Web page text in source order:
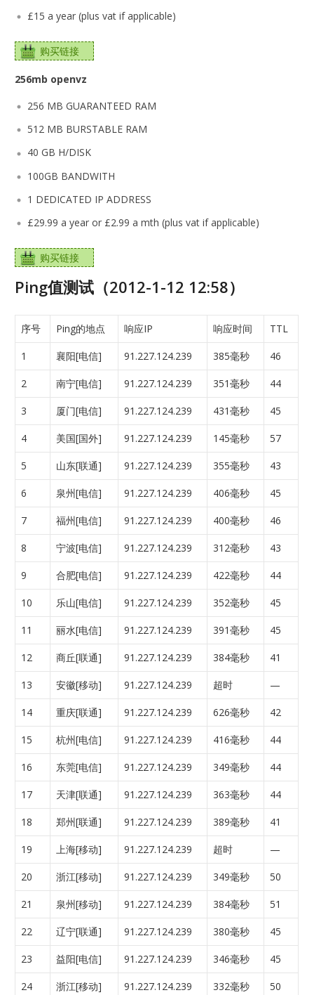
£15 a year (plus vat if applicable)
购买链接
256mb openvz
256 MB GUARANTEED RAM
512 MB BURSTABLE RAM
40 GB H/DISK
100GB BANDWITH
1 DEDICATED IP ADDRESS
£29.99 a year or £2.99 a mth (plus vat if applicable)
购买链接
Ping值测试（2012-1-12 12:58）
序号 Ping的地点 响应IP 响应时间 TTL
1 襄阳[电信] 91.227.124.239 385毫秒 46
2 南宁[电信] 91.227.124.239 351毫秒 44
3 厦门[电信] 91.227.124.239 431毫秒 45
4 美国[国外] 91.227.124.239 145毫秒 57
5 山东[联通] 91.227.124.239 355毫秒 43
6 泉州[电信] 91.227.124.239 406毫秒 45
7 福州[电信] 91.227.124.239 400毫秒 46
8 宁波[电信] 91.227.124.239 312毫秒 43
9 合肥[电信] 91.227.124.239 422毫秒 44
10 乐山[电信] 91.227.124.239 352毫秒 45
11 丽水[电信] 91.227.124.239 391毫秒 45
12 商丘[联通] 91.227.124.239 384毫秒 41
13 安徽[移动] 91.227.124.239 超时 —
14 重庆[联通] 91.227.124.239 626毫秒 42
15 杭州[电信] 91.227.124.239 416毫秒 44
16 东莞[电信] 91.227.124.239 349毫秒 44
17 天津[联通] 91.227.124.239 363毫秒 44
18 郑州[联通] 91.227.124.239 389毫秒 41
19 上海[移动] 91.227.124.239 超时 —
20 浙江[移动] 91.227.124.239 349毫秒 50
21 泉州[移动] 91.227.124.239 384毫秒 51
22 辽宁[联通] 91.227.124.239 380毫秒 45
23 益阳[电信] 91.227.124.239 346毫秒 45
24 浙江[移动] 91.227.124.239 332毫秒 50